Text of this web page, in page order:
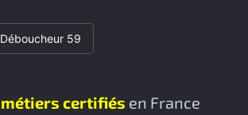
Déboucheur 59
métiers certifiés en France